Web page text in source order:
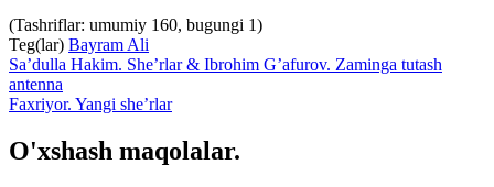
(Tashriflar: umumiy 160, bugungi 1)
Teg(lar) Bayram Ali
Sa’dulla Hakim. She’rlar & Ibrohim G’afurov. Zaminga tutash
antenna
Faxriyor. Yangi she’rlar
O'xshash maqolalar.